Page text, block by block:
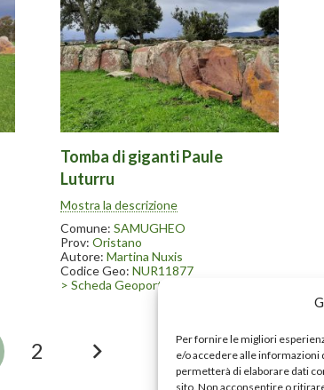
Per fornire le migliori
e/o accedere alle informazioni
permetterà di elaborare dati
sito. Non acconsentire o
Tomba di giganti Paule
Luturru
sono state ritrovate numerose statue
menhir conservate in parte presso il
museo dell’arte tessile in Samugheo.
Mostra la descrizione
Comune: SAMUGHEO
Prov: Oristano
Autore: Martina Nuxis
Codice Geo: NUR11877
> Scheda Geoportale
2